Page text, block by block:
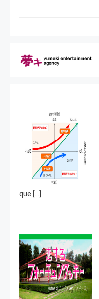
que […]